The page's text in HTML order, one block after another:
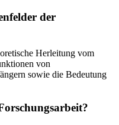
der
Herleitung vom
von
sowie die Bedeutung